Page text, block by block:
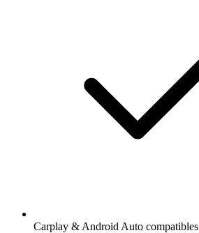
Carplay & Android Auto compatibles